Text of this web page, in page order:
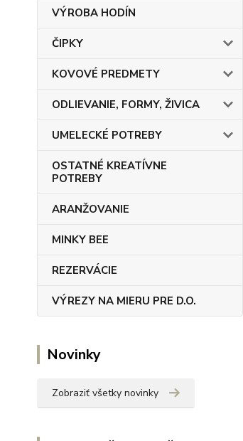
VÝROBA HODÍN
ČIPKY
KOVOVÉ PREDMETY
ODLIEVANIE, FORMY, ŽIVICA
UMELECKÉ POTREBY
OSTATNÉ KREATÍVNE
POTREBY
ARANŽOVANIE
MINKY BEE
REZERVÁCIE
VÝREZY NA MIERU PRE D.O.
Novinky
Zobraziť všetky novinky